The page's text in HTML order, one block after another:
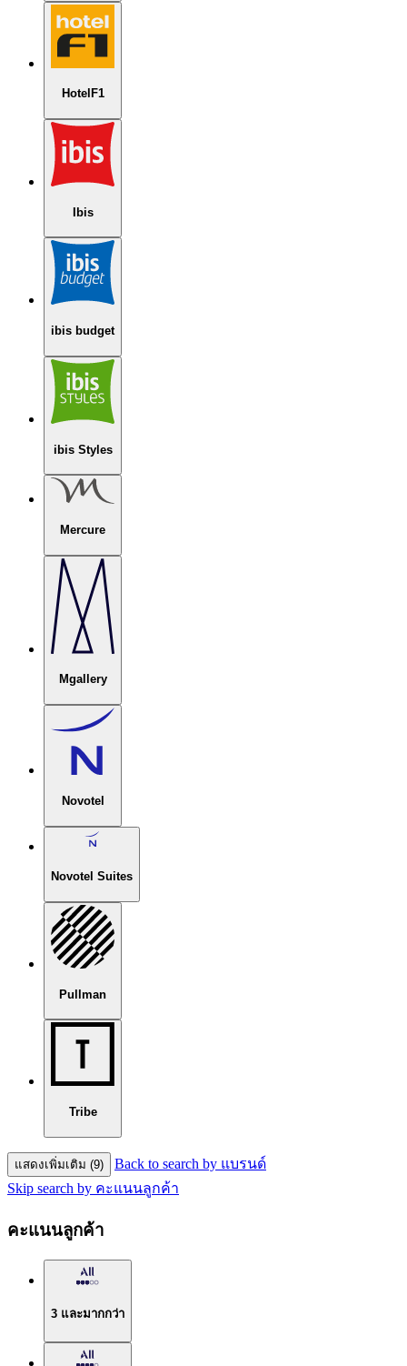
HotelF1
Ibis
ibis budget
ibis Styles
Mercure
Mgallery
Novotel
Novotel Suites
Pullman
Tribe
แสดงเพิ่มเติม (9)
Back to search by แบรนด์
Skip search by คะแนนลูกค้า
คะแนนลูกค้า
3 และมากกว่า